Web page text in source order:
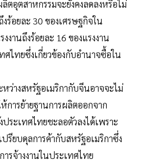
ตอุตสาหกรรมจะยังคงลดลงหรือไม่
ร้อยละ 30 ของเศรษฐกิจใน
งานถึงร้อยละ 16 ของแรงงาน
ศไทยซึ่งเกี่ยวข้องกับอำนาจซื้อใน
หว่างสหรัฐอเมริกากับจีนอาจจะไม่
การย้ายฐานการผลิตออกจาก
ระเทศไทยชะลอตัวลงได้เพราะ
รียบดุลการค้ากับสหรัฐอเมริกาซึ่ง
รจ้างงานในประเทศไทย